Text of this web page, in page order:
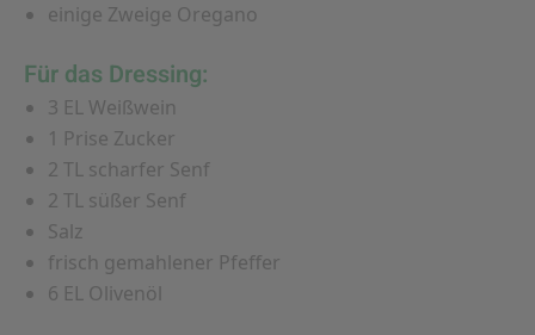
einige Zweige Oregano
Für das Dressing:
3 EL Weißwein
1 Prise Zucker
2 TL scharfer Senf
2 TL süßer Senf
Salz
frisch gemahlener Pfeffer
6 EL Olivenöl